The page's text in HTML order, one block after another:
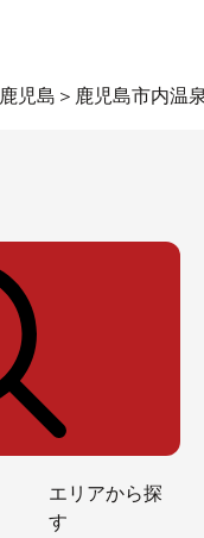
鹿児島 ＞ 鹿児島市内温
エリアから探
す